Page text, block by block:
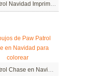
Paw Patrol Navidad Imprimible Para Niños
Paw Patrol Chase en Navidad